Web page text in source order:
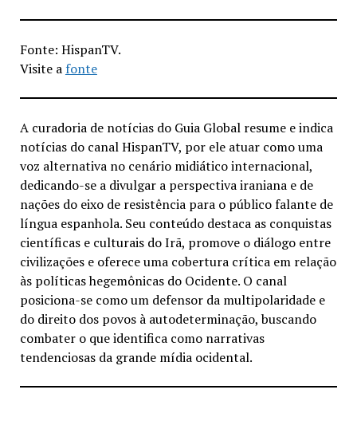
Fonte: HispanTV.
Visite a fonte
A curadoria de notícias do Guia Global resume e indica
notícias do canal HispanTV, por ele atuar como uma
voz alternativa no cenário midiático internacional,
dedicando-se a divulgar a perspectiva iraniana e de
nações do eixo de resistência para o público falante de
língua espanhola. Seu conteúdo destaca as conquistas
científicas e culturais do Irã, promove o diálogo entre
civilizações e oferece uma cobertura crítica em relação
às políticas hegemônicas do Ocidente. O canal
posiciona-se como um defensor da multipolaridade e
do direito dos povos à autodeterminação, buscando
combater o que identifica como narrativas
tendenciosas da grande mídia ocidental.